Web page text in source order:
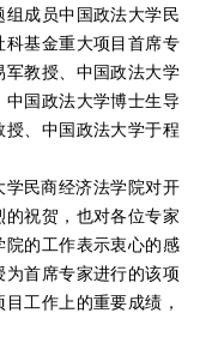
成员中国政法大学民
基金重大项目首席专
教授、中国政法大学
国政法大学博士生导
、中国政法大学于程
民商经济法学院对开
祝贺，也对各位专家
的工作表示衷心的感
首席专家进行的该项
工作上的重要成绩，